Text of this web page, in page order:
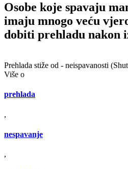
Osobe koje spavaju
imaju mnogo veću
dobiti prehladu nakon
Prehlada stiže od - neispavanosti
Više o
prehlada
,
nespavanje
,